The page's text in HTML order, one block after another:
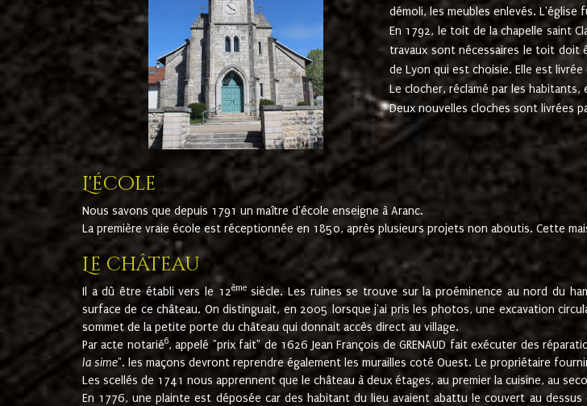
démoli, les meubles enlevés.
En 1792, le toit de la chapelle saint
travaux sont nécessaires le toit doit
de Lyon qui est choisie. Elle est livrée
Le clocher, réclamé par les
Deux nouvelles cloches sont livrées
L'école
Nous savons que depuis 1791 un maître d'école enseigne à Aranc.
La première vraie école est réceptionnée en 1850, après plusieurs projets non aboutis. Cette
Le château
Il a dû être établi vers le 12èmesiècle. Les ruines se trouve sur la proéminence au nord du
surface de ce château. On distinguait, en 2005 lorsque j'ai pris les photos, une excavation
sommet de la petite porte du château qui donnait accès direct au village.
Par acte notarié6, appelé "prix fait" de 1626 Jean François de GRENAUD fait exécuter des
la sime". les maçons devront reprendre également les murailles coté Ouest. Le propriétaire
Les scellés de 1741 nous apprennent que le château à deux étages, au premier la cuisine, au
En 1776, une plainte est déposée car des habitant du lieu avaient abattu le couvert au